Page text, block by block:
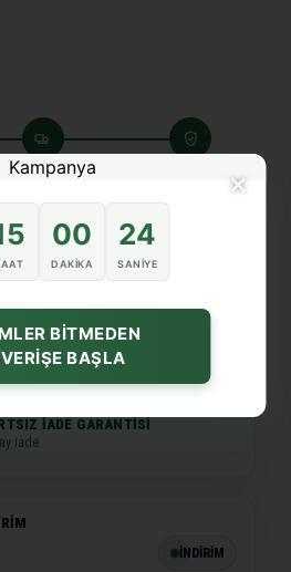
Kargoya verdik
12 Ağustos - 13 Ağustos
ve hızlıca yola çıkar.
İADE GARANTISI
iade.
İNDİRİM
×
00
DAKIKA
24
SANIYE
BİTMEDEN
BAŞLA